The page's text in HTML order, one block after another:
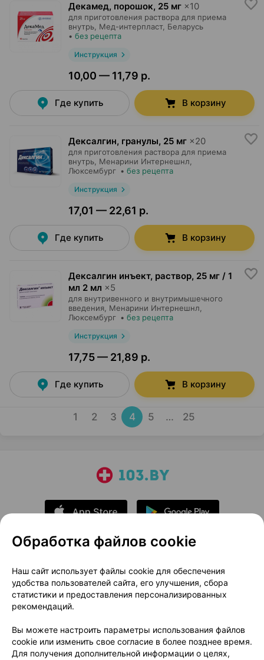
Декамед, порошок, 25 мг ×10
для приготовления раствора для приема
внутрь, Мед-интерпласт, Беларусь
• без рецепта
Инструкция
10,00 — 11,79 р.
Где купить В корзину
Дексалгин, гранулы, 25 мг ×20
для приготовления раствора для приема
внутрь, Менарини Интернешнл
Люксембург • без рецепта
Инструкция
17,01 — 22,61 р.
Где купить В корзину
Дексалгин инъект, раствор, 25 мг / 1
мл 2 мл ×5
для внутривенного и внутримышечного
введения, Менарини Интернешнл
Люксембург • без рецепта
Инструкция
17,75 — 21,89 р.
Где купить В корзину
1 2 3 4 5 … 25
О проекте
Новости проекта
Размещение рекламы
Медицинский маркетинг
Публичный договор
Доставка
Способы оплаты
Вакансии
Партнеры
Написать руководителю 103.by
Обработка файлов cookie
Наш сайт использует файлы cookie для обеспечения
удобства пользователей сайта, его улучшения, сбора
статистики и предоставления персонализированных
рекомендаций.
Вы можете настроить параметры использования файлов
cookie или изменить свое согласие в более позднее время.
Для получения дополнительной информации о целях,